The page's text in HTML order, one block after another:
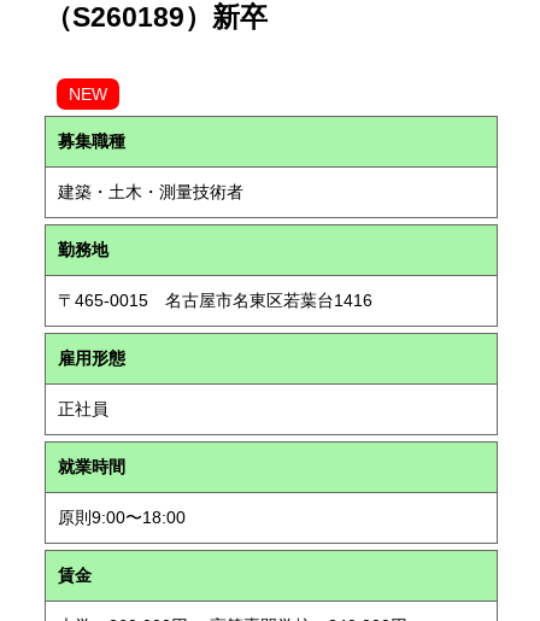
（S260189）新卒
NEW
募集職種
建築・土木・測量技術者
勤務地
〒465-0015 名古屋市名東区若葉台1416
雇用形態
正社員
就業時間
原則9:00〜18:00
賃金